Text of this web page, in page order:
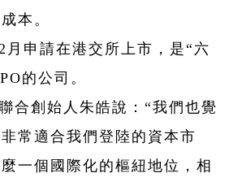
本。
月申請在港交所上市，是“六
的公司。
合創始人朱皓說：“我們也覺
常適合我們登陸的資本市
一個國際化的樞紐地位，相